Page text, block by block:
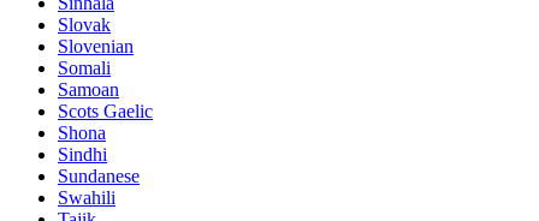
Slovak
Slovenian
Somali
Samoan
Scots Gaelic
Shona
Sindhi
Sundanese
Swahili